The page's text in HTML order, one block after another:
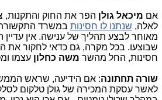
אם מיכאל גולן הפר את החוק והתקנות,
לאלה, שנתנו לו חסינות במשרד
מאוחר לבצע תהליך של ענישה. אין עדיין
שבוצעו. בכל מקרה, גם כדאי לחקור את
חסינות, החל מהשר משה כחלון עצמו
שורה תחתונה: אם הידיעה, שראש
לאשר עסקת המכירה של גולן טלקום